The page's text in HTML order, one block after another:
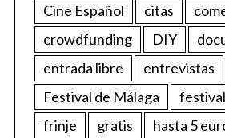
Cine Español
citas
crowdfunding
DIY
entrada libre
entrevistas
Festival de Málaga
frinje
gratis
hasta 5